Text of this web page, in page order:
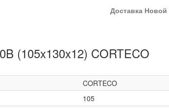
Доставка
(105x130x12) CORTECO
CORTECO
105